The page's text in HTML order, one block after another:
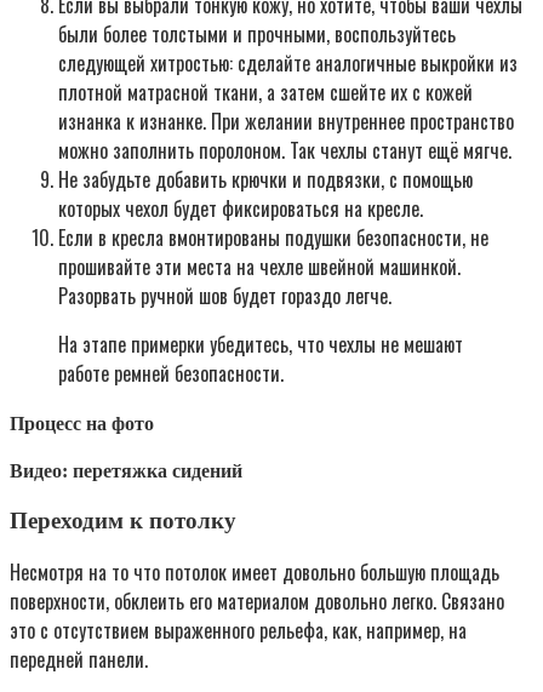
были более толстыми и прочными, воспользуйтесь
следующей хитростью: сделайте аналогичные выкройки из
плотной матрасной ткани, а затем сшейте их с кожей
изнанка к изнанке. При желании внутреннее пространство
можно заполнить поролоном. Так чехлы станут ещё мягче.
Не забудьте добавить крючки и подвязки, с помощью
которых чехол будет фиксироваться на кресле.
Если в кресла вмонтированы подушки безопасности, не
прошивайте эти места на чехле швейной машинкой.
Разорвать ручной шов будет гораздо легче.
На этапе примерки убедитесь, что чехлы не мешают
работе ремней безопасности.
Процесс на фото
Видео: перетяжка сидений
Переходим к потолку
Несмотря на то что потолок имеет довольно большую площадь
поверхности, обклеить его материалом довольно легко. Связано
это с отсутствием выраженного рельефа, как, например, на
передней панели.